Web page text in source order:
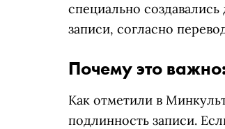
специально
записи, согласно
Почему это важно:
Как отметили в
подлинность записи.